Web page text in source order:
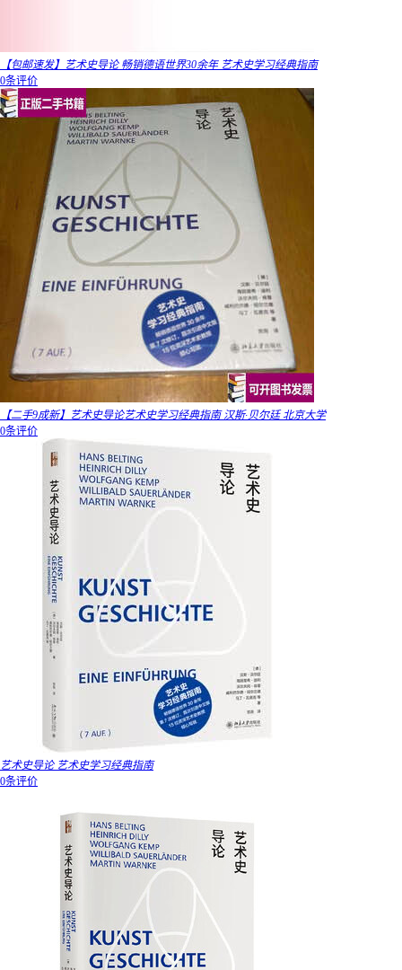
【包邮速发】艺术史导论 畅销德语世界30余年 艺术史学习经典指南
0条评价
【二手9成新】艺术史导论艺术史学习经典指南 汉斯·贝尔廷 北京大学
0条评价
艺术史导论 艺术史学习经典指南
0条评价